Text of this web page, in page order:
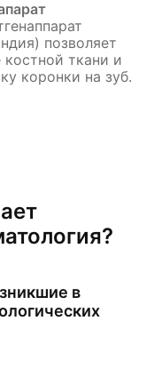
позволяет
костной ткани и
коронки на зуб.
в